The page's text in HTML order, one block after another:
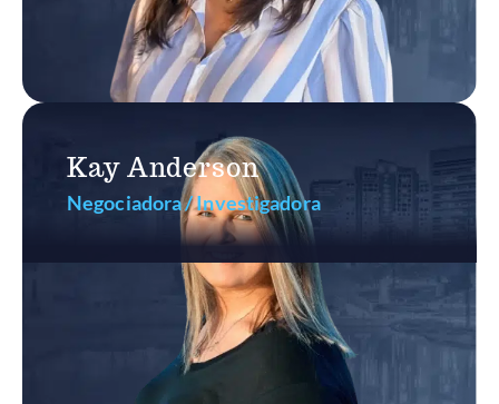
Kay Anderson
Negociadora / Investigadora